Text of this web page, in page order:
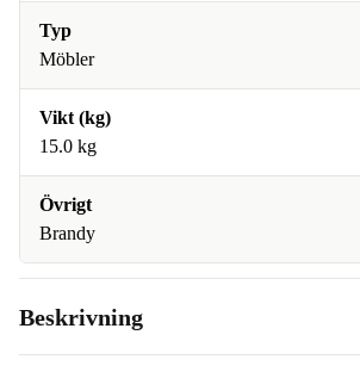
Typ
Möbler
Vikt (kg)
15.0 kg
Övrigt
Brandy
Beskrivning